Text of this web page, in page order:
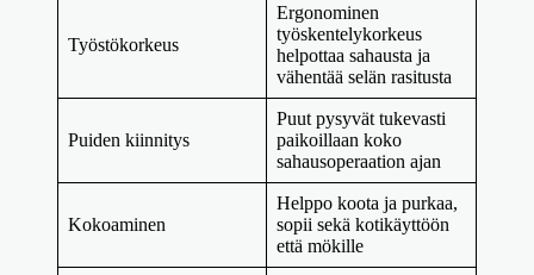
Työstökorkeus
Ergonominen
työskentelykorkeus
helpottaa sahausta ja
vähentää selän rasitusta
Puiden kiinnitys
Puut pysyvät tukevasti
paikoillaan koko
sahausoperaation ajan
Kokoaminen
Helppo koota ja purkaa,
sopii sekä kotikäyttöön
että mökille